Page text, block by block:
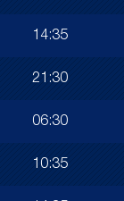
14:35
21:30
06:30
10:35